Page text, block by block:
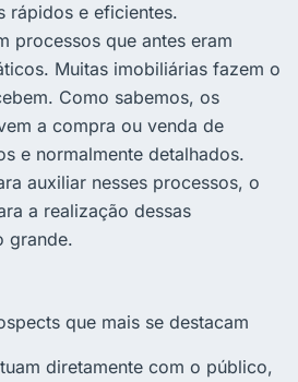
rápidos e eficientes.
processos que antes eram
Muitas imobiliárias fazem o
Como sabemos, os
a compra ou venda de
e normalmente detalhados.
auxiliar nesses processos, o
a realização dessas
grande.
que mais se destacam
diretamente com o público,